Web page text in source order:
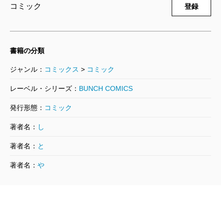
880円
プリニウス 4巻
コミック 登録
書籍の分類
ジャンル： コミックス > コミック
レーベル・シリーズ： BUNCH COMICS
発行形態： コミック
著者名： し
著者名： と
著者名： や